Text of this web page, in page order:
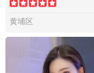
黄埔区